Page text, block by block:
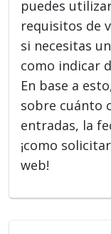
puedes
requisitos de
si necesitas
como indicar
En base a
sobre cuánto
entradas, la
¡como
web!